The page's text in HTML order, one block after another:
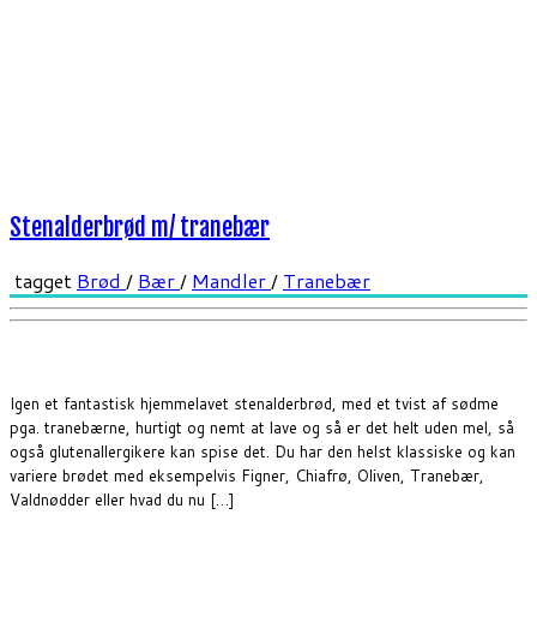
Igen et fantastisk hjemmelavet stenalderbrød, med et tvist af sødme
pga. tranebærne, hurtigt og nemt at lave og så er det helt uden mel, så
også glutenallergikere kan spise det. Du har den helst klassiske og kan
variere brødet med eksempelvis Figner, Chiafrø, Oliven, Tranebær,
Valdnødder eller hvad du nu […]
Stenalderbrød m/ tranebær
tagget Brød / Bær/ Mandler/ Tranebær